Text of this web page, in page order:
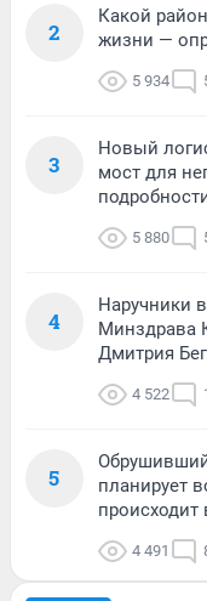
2
Какой
жизни —
5 934
3
Новый
мост для
5 880
4
Наручники
Минздрава
Дмитрия
4 522
5
планирует
происходит
4 491